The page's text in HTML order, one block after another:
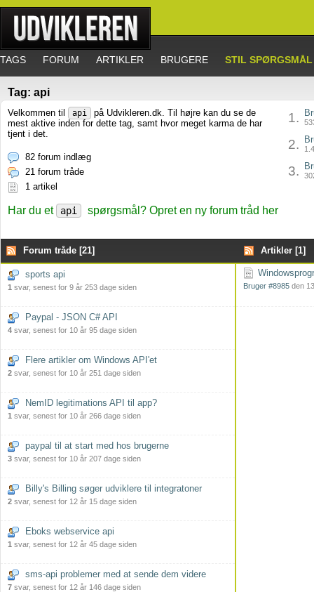
TAGS FORUM ARTIKLER BRUGERE STIL SPØRGSMÅL
Tag: api
Velkommen til api
på Udvikleren.dk. Til højre kan du se de
mest aktive inden for dette tag, samt hvor meget karma de har
tjent i det.
82 forum indlæg
21 forum tråde
1 artikel
1.
2.
3.
Har du et api spørgsmål? Opret en ny forum tråd her
Forum tråde [21] Artikler [1]
sports api
1 svar, senest for 9 år 253 dage siden
Paypal - JSON C# API
4 svar, senest for 10 år 95 dage siden
Flere artikler om Windows API'et
2 svar, senest for 10 år 251 dage siden
NemID legitimations API til app?
1 svar, senest for 10 år 266 dage siden
paypal til at start med hos brugerne
3 svar, senest for 10 år 207 dage siden
Billy's Billing søger udviklere til integratoner
2 svar, senest for 12 år 15 dage siden
Eboks webservice api
1 svar, senest for 12 år 45 dage siden
sms-api problemer med at sende dem videre
7 svar, senest for 12 år 146 dage siden
Bruger #8985 den